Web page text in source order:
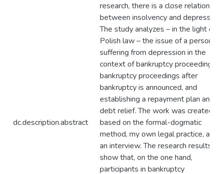
dc.description.abstract
research, there is a close
between insolvency and
The study analyzes – in the light of
Polish law – the issue of a person
suffering from depression in the
context of bankruptcy proceedings,
bankruptcy proceedings after
bankruptcy is announced, and
establishing a repayment plan and
debt relief. The work was created
based on the formal-dogmatic
method, my own legal practice,
an interview. The research results
show that, on the one hand,
participants in bankruptcy